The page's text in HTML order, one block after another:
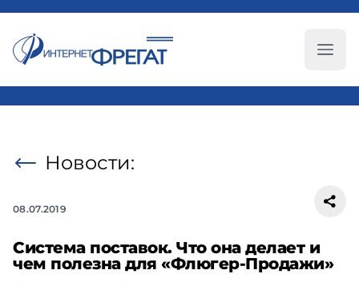
Новости:
08.07.2019
Система поставок. Что она делает и
чем полезна для «Флюгер-Продажи»